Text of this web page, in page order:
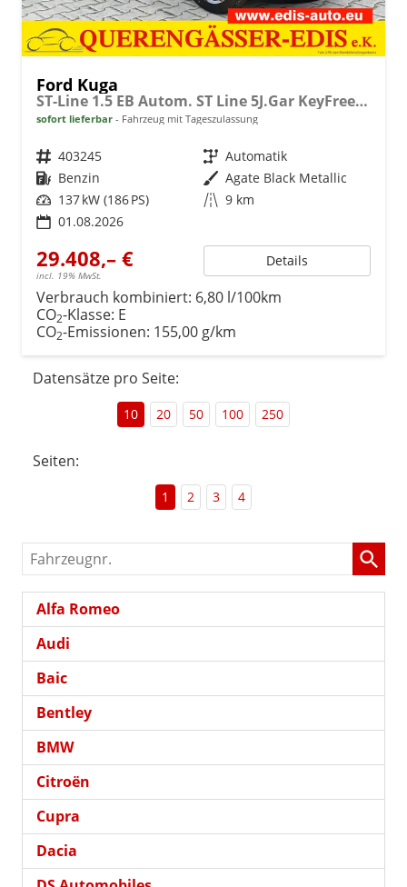
Ford Kuga
ST-Line 1.5 EB Autom. ST Line 5J.Gar KeyFree Kamera
sofort lieferbar Fahrzeug mit Tageszulassung
Fahrzeugnr. 403245 Getriebe Automatik
Kraftstoff Benzin Außenfarbe Agate Black Metallic
Leistung 137 kW (186 PS) Kilometerstand 9 km
01.08.2026
29.408,– €
incl. 19% MwSt.
Details
Verbrauch kombiniert: 6,80 l/100km
CO2-Klasse: E
CO2-Emissionen: 155,00 g/km
Datensätze pro Seite:
10 20 50 100 250
Seiten:
1 2 3 4
Fahrzeugnr.
Alfa Romeo
Audi
Baic
Bentley
BMW
Citroën
Cupra
Dacia